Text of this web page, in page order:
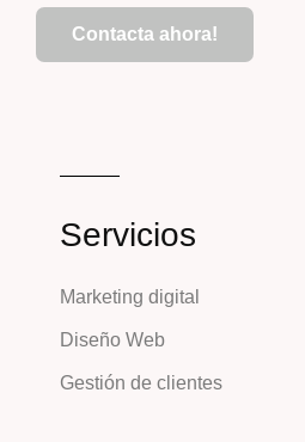
Contacta ahora!
Servicios
Marketing digital
Diseño Web
Gestión de clientes